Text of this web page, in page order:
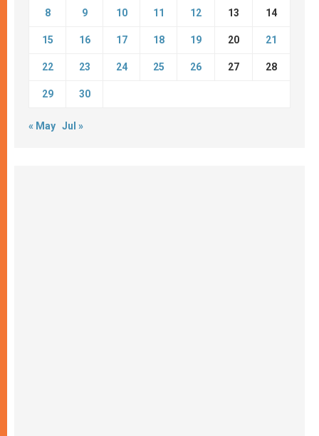
8 9 10 11 12 13 14
15 16 17 18 19 20 21
22 23 24 25 26 27 28
29 30
« May Jul »